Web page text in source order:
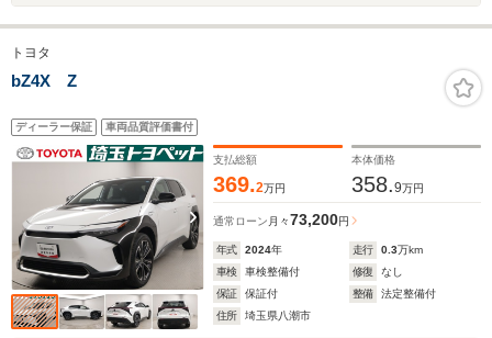
トヨタ
bZ4X Z
ディーラー保証 車両品質評価書付
支払総額
369.2万円
本体価格
358.9万円
通常ローン 月々73,200円
年式 2024年 走行 0.3万km
車検
車検整備付 修復
なし
保証
保証付 整備
法定整備付
住所
埼玉県八潮市